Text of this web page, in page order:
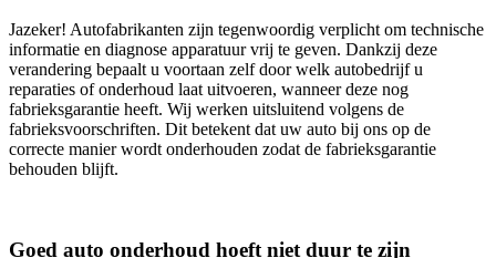
Jazeker! Autofabrikanten zijn tegenwoordig verplicht om technische
informatie en diagnose apparatuur vrij te geven. Dankzij deze
verandering bepaalt u voortaan zelf door welk autobedrijf u
reparaties of onderhoud laat uitvoeren, wanneer deze nog
fabrieksgarantie heeft. Wij werken uitsluitend volgens de
fabrieksvoorschriften. Dit betekent dat uw auto bij ons op de
correcte manier wordt onderhouden zodat de fabrieksgarantie
behouden blijft.
Goed auto onderhoud hoeft niet duur te zijn